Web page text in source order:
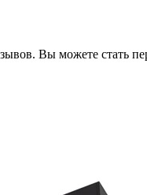
Вы можете стать